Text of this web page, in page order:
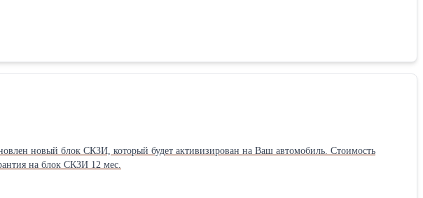
новый блок СКЗИ, который будет активизирован на Ваш автомобиль. Стоимость
на блок СКЗИ 12 мес.